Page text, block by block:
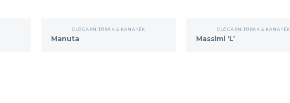
ÜLŐGARNITÚRÁK & KANAPÉK
Manuta
ÜLŐGARNITÚRÁK & KANAPÉK
Massimi ‘L’